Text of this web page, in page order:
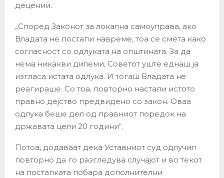
децении.
„Според Законот за локална самоуправа, ако
Владата не постапи навреме, тоа се смета како
согласност со одлуката на општината. За да
нема никакви дилеми, Советот уште еднаш ја
изгласа истата одлука. И тогаш Владата не
реагираше. Со тоа, повторно настапи истото
правно дејство предвидено со закон. Оваа
одлука беше дел од правниот поредок на
државата цели 20 години“.
Потоа, додаваaт дека Уставниот суд одлучил
повторно да го разгледува случајот и во текот
на постапката побара дополнителни